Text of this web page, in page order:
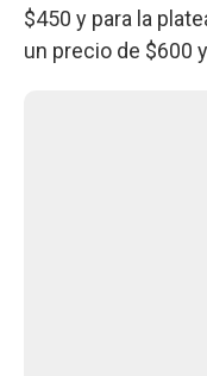
$450 y para la
un precio de $600